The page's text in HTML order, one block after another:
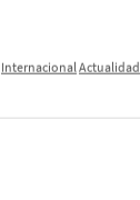
Internacional Actualidad